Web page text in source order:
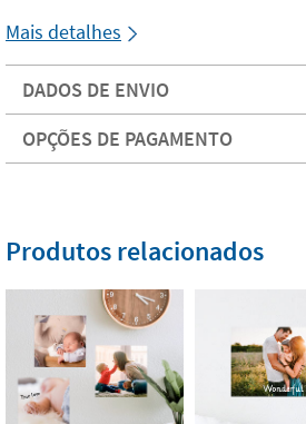
Mais detalhes
DADOS DE ENVIO
OPÇÕES DE PAGAMENTO
Produtos relacionados